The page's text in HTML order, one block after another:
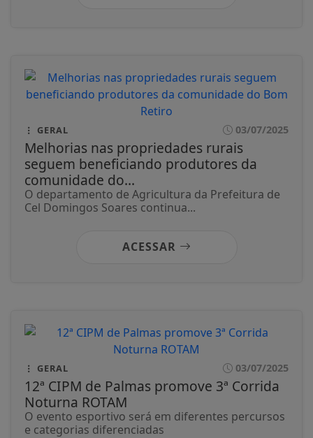
GERAL 03/07/2025
Melhorias nas propriedades rurais
seguem beneficiando produtores da
comunidade do...
O departamento de Agricultura da Prefeitura de
Cel Domingos Soares continua...
ACESSAR
GERAL 03/07/2025
12ª CIPM de Palmas promove 3ª Corrida
Noturna ROTAM
O evento esportivo será em diferentes percursos
e categorias diferenciadas